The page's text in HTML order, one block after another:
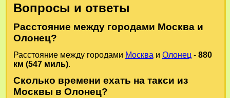
Вопросы и ответы
Расстояние между городами Москва и
Олонец?
Расстояние между городами Москва и Олонец - 880
км (547 миль).
Сколько времени ехать на такси из
Москвы в Олонец?